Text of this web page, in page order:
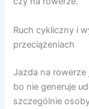
Ruch cykliczny i
przeciążeniach
Jazda na rowerze
bo nie generuje
szczególnie